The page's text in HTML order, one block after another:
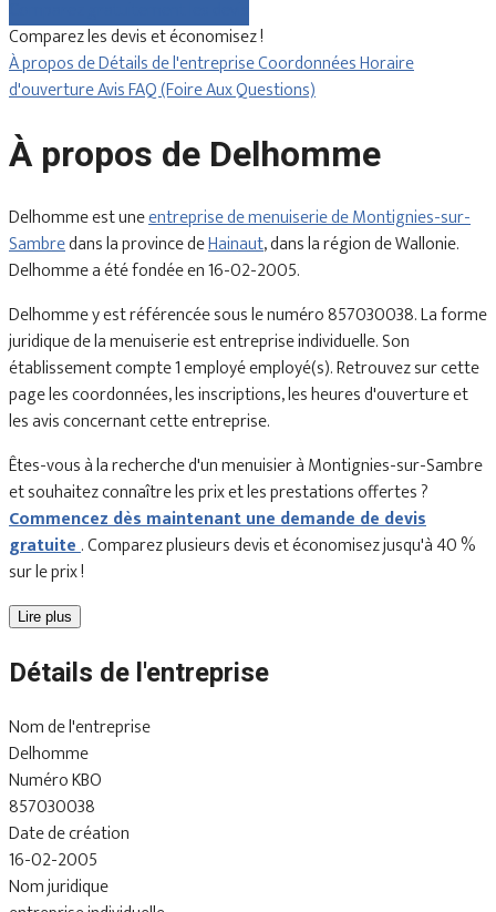
Comparez les devis et économisez !
À propos deDétails de l'entrepriseCoordonnéesHoraire
d'ouvertureAvisFAQ (Foire Aux Questions)
À propos de Delhomme
Delhomme est uneentreprise de menuiserie de Montignies-sur-
Sambredans la province deHainaut, dans la région de Wallonie.
Delhomme a été fondée en 16-02-2005.
Delhomme y est référencée sous le numéro 857030038. La forme
juridique de la menuiserie est entreprise individuelle. Son
établissement compte 1 employé employé(s). Retrouvez sur cette
page les coordonnées, les inscriptions, les heures d'ouverture et
les avis concernant cette entreprise.
Êtes-vous à la recherche d'un menuisier à Montignies-sur-Sambre
et souhaitez connaître les prix et les prestations offertes ?
Commencez dès maintenant une demande de devis
gratuite. Comparez plusieurs devis et économisez jusqu'à 40 %
sur le prix !
Lire plus
Détails de l'entreprise
Nom de l'entreprise
Delhomme
Numéro KBO
857030038
Date de création
16-02-2005
Nom juridique